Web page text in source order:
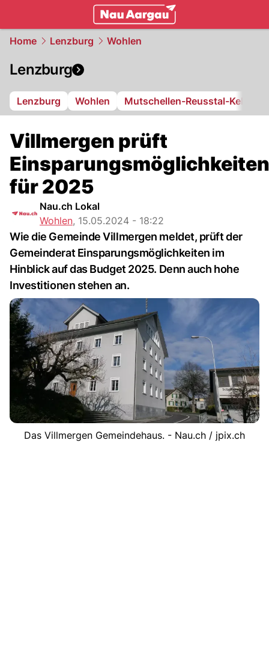
Home Lenzburg Wohlen
Lenzburg
Lenzburg Wohlen Mutschellen-Reusstal-
Villmergen prüft
Einsparungsmöglichkeiten
für 2025
Nau.ch Lokal
Wohlen, 15.05.2024 - 18:22
Wie die Gemeinde Villmergen meldet, prüft der
Gemeinderat Einsparungsmöglichkeiten im
Hinblick auf das Budget 2025. Denn auch hohe
Investitionen stehen an.
Das Villmergen Gemeindehaus. - Nau.ch / jpix.ch